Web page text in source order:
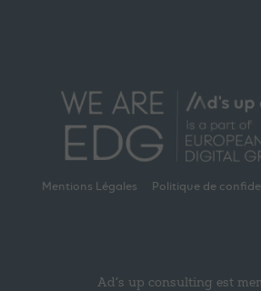
Mentions Légales Politique de
Ad’s up consulting est